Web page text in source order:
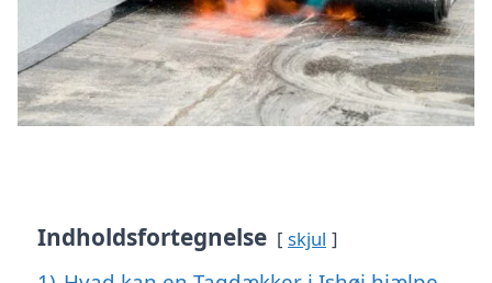
Indholdsfortegnelse skjul